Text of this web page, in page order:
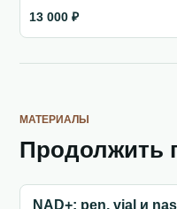
13 000 ₽
МАТЕРИАЛЫ
Продолжить
NAD+: pen, vial и